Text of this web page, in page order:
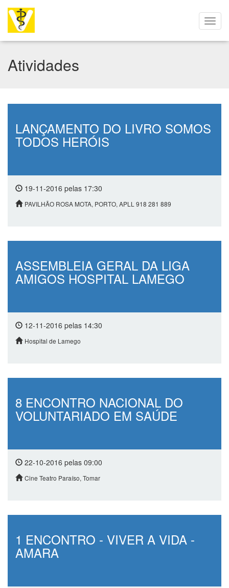
Atividades
LANÇAMENTO DO LIVRO SOMOS
TODOS HERÓIS
19-11-2016 pelas 17:30
PAVILHÃO ROSA MOTA, PORTO, APLL 918 281 889
ASSEMBLEIA GERAL DA LIGA
AMIGOS HOSPITAL LAMEGO
12-11-2016 pelas 14:30
Hospital de Lamego
8 ENCONTRO NACIONAL DO
VOLUNTARIADO EM SAÚDE
22-10-2016 pelas 09:00
Cine Teatro Paraíso, Tomar
1 ENCONTRO - VIVER A VIDA -
AMARA